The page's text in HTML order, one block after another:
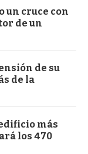
un cruce con
de un
de su
de la
más
los 470